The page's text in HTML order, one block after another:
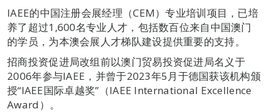
IAEE的中国注册会展经理（CEM）专业培训项目，已培
养了超过1,600名专业人才，包括数百位来自中国澳门
的学员，为本澳会展人才梯队建设提供重要的支持。
招商投资促进局改组前以澳门贸易投资促进局名义于
2006年参与IAEE，并曾于2023年5月于德国获该机构颁
授“IAEE国际卓越奖”（IAEE International Excellence
Award）。